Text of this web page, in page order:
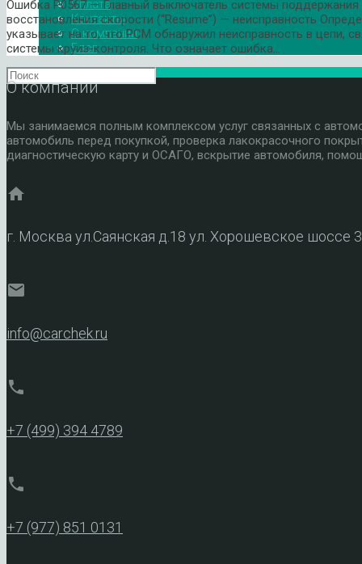
Оплата
Контакты
О компании
Блог
Ошибка P0567 — Главный выключатель системы поддержания
восстановления скорости (“Resume”) — неисправность
указывает на то, что PCM обнаружил неисправность в цепи,
системы круиз-контроля. Что означает ошибка…
О компании
Мы занимаемся полным комплексом услуг связанных с
автомобиль перед покупкой, проверка лакокрасочного
диагностическую карту и ОСАГО, вскрытие автомобиля,
home
г. Москва ул.Саянская д.18 ул. Хорошевское шоссе
mail
info@carchek.ru
phone
+7 (499) 394 4789
phone
+7 (977) 851 0131